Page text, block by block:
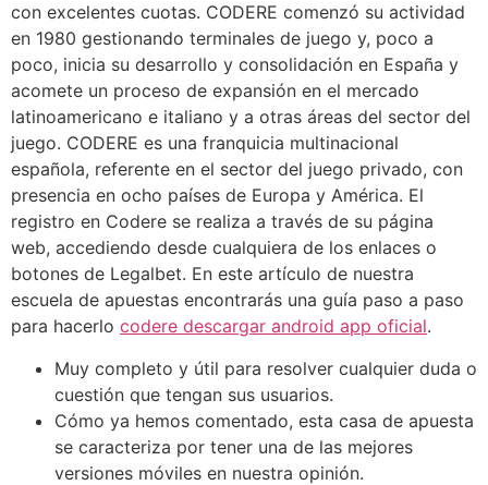
con excelentes cuotas. CODERE comenzó su actividad
en 1980 gestionando terminales de juego y, poco a
poco, inicia su desarrollo y consolidación en España y
acomete un proceso de expansión en el mercado
latinoamericano e italiano y a otras áreas del sector del
juego. CODERE es una franquicia multinacional
española, referente en el sector del juego privado, con
presencia en ocho países de Europa y América. El
registro en Codere se realiza a través de su página
web, accediendo desde cualquiera de los enlaces o
botones de Legalbet. En este artículo de nuestra
escuela de apuestas encontrarás una guía paso a paso
para hacerlo codere descargar android app oficial.
Muy completo y útil para resolver cualquier duda o
cuestión que tengan sus usuarios.
Cómo ya hemos comentado, esta casa de apuesta
se caracteriza por tener una de las mejores
versiones móviles en nuestra opinión.